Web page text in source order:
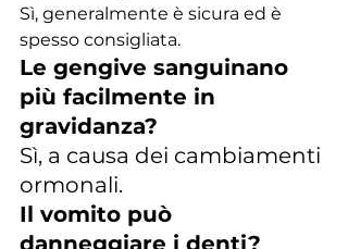
Sì, generalmente è sicura ed è
spesso consigliata.
Le gengive sanguinano
più facilmente in
gravidanza?
Sì, a causa dei cambiamenti
ormonali.
Il vomito può
danneggiare i denti?